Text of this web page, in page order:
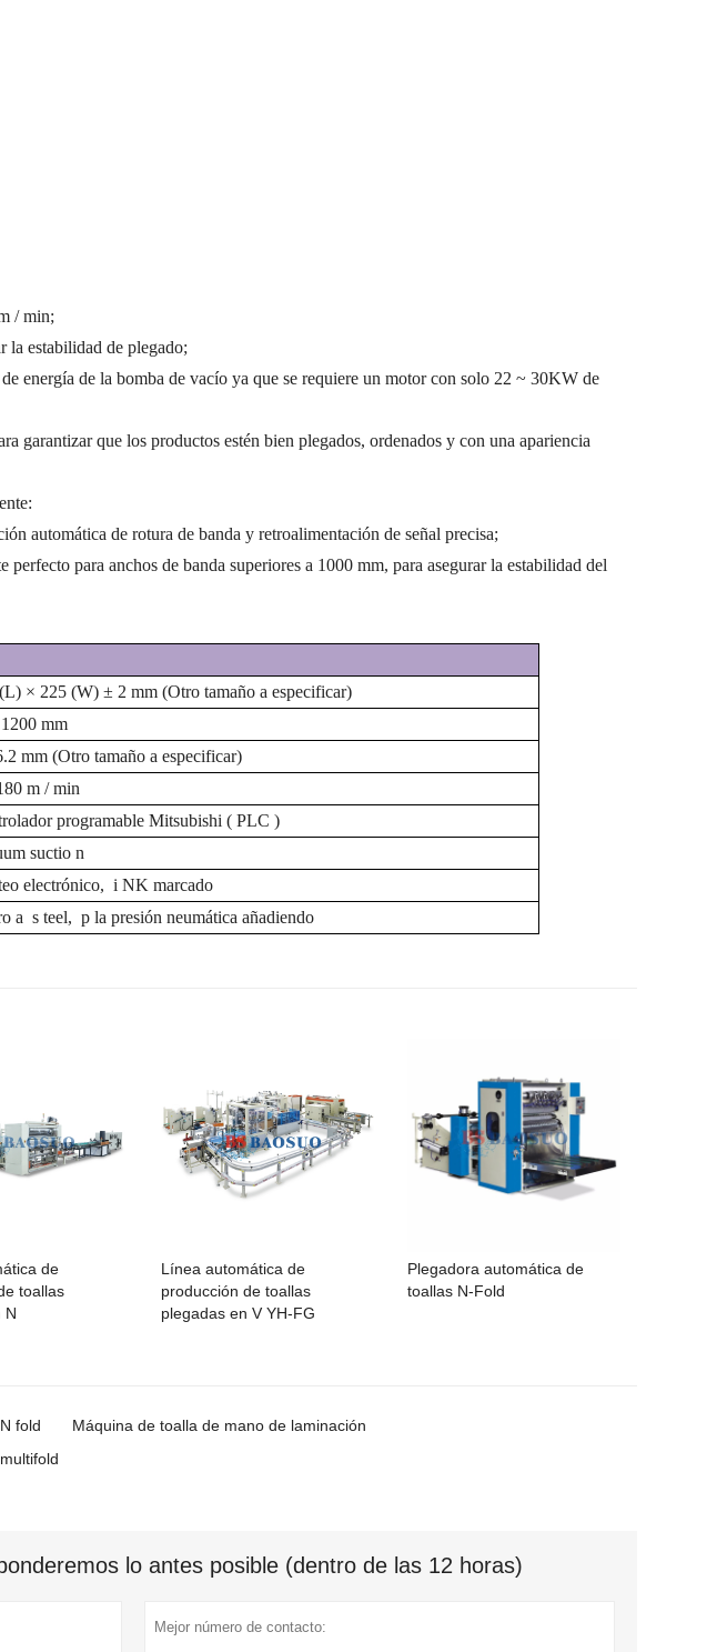
/ min;
la estabilidad de plegado;
energía de la bomba de vacío ya que se requiere un motor con solo 22 ~ 30KW de
garantizar que los productos estén bien plegados, ordenados y con una apariencia
automática de rotura de banda y retroalimentación de señal precisa;
perfecto para anchos de banda superiores a 1000 mm, para asegurar la estabilidad del
× 225 (W) ± 2 mm (Otro tamaño a especificar)
mm
mm (Otro tamaño a especificar)
m / min
programable Mitsubishi ( PLC )
suctio n
electrónico, i NK marcado
a s teel, p la presión neumática añadiendo
de
toallas
N
Línea automática de
producción de toallas
plegadas en V YH-FG
Plegadora automática de
toallas N-Fold
fold
Máquina de toalla de mano de laminación
lo antes posible (dentro de las 12 horas)